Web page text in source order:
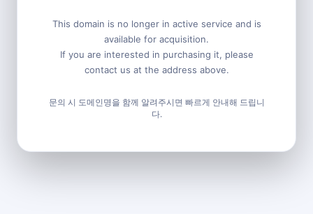
This domain is no longer in active service and is
available for acquisition.
If you are interested in purchasing it, please
contact us at the address above.
문의 시 도메인명을 함께 알려주시면 빠르게 안내해 드립니
다.